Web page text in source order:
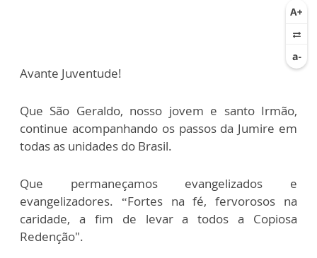
Avante Juventude!
Que São Geraldo, nosso jovem e santo Irmão,
continue acompanhando os passos da Jumire em
todas as unidades do Brasil.
Que permaneçamos evangelizados e
evangelizadores. “Fortes na fé, fervorosos na
caridade, a fim de levar a todos a Copiosa
Redenção".